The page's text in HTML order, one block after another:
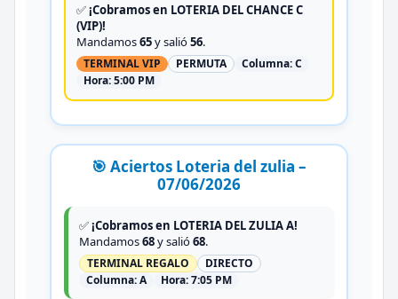
✅¡Cobramos en LOTERIA DEL CHANCE C
(VIP)!
Mandamos65y salió56.
TERMINAL VIP PERMUTA Columna:C
Hora:5:00 PM
🎯 Aciertos Loteria del zulia –
07/06/2026
✅¡Cobramos en LOTERIA DEL ZULIA A!
Mandamos68y salió68.
TERMINAL REGALO
DIRECTO
Columna:A Hora:7:05 PM